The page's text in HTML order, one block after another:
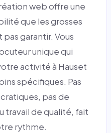
web offre une
que les grosses
garantir. Vous
unique qui
activité à Hauset
spécifiques. Pas
pas de
travail de qualité, fait
rythme.